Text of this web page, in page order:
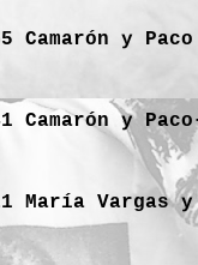
Camarón y
Camarón y
María Vargas